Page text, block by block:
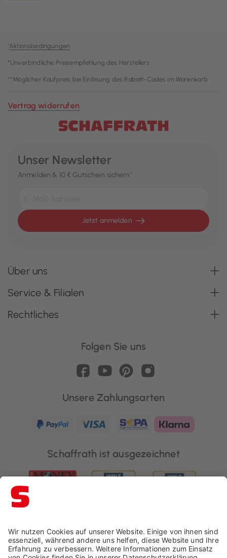
¹Aktionsbedingungen
*Unverbindliche Preisempfehlung des Herstellers
**Möglicher Kaufpreis bei Einlösung des Rabatt-Codes im Warenkorb
Vertrag widerrufen
Unser Newsletter
Anmelden & 10 € Gutschein sichern¹
Jetzt anmelden
Über uns
Service & Filialen
Rechtliches
Folgen Sie uns
Unsere Zahlungsarten
Schaffrath ist ausgezeichnet